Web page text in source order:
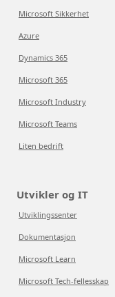
Microsoft Sikkerhet
Azure
Dynamics 365
Microsoft 365
Microsoft Industry
Microsoft Teams
Liten bedrift
Utvikler og IT
Utviklingssenter
Dokumentasjon
Microsoft Learn
Microsoft Tech-fellesskap